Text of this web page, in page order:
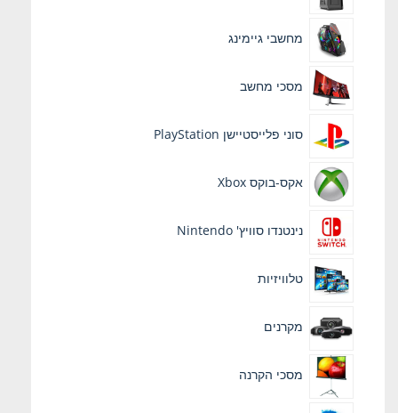
מחשבי גיימינג
מסכי מחשב
סוני פלייסטיישן PlayStation
אקס-בוקס Xbox
נינטנדו סוויץ' Nintendo
טלוויזיות
מקרנים
מסכי הקרנה